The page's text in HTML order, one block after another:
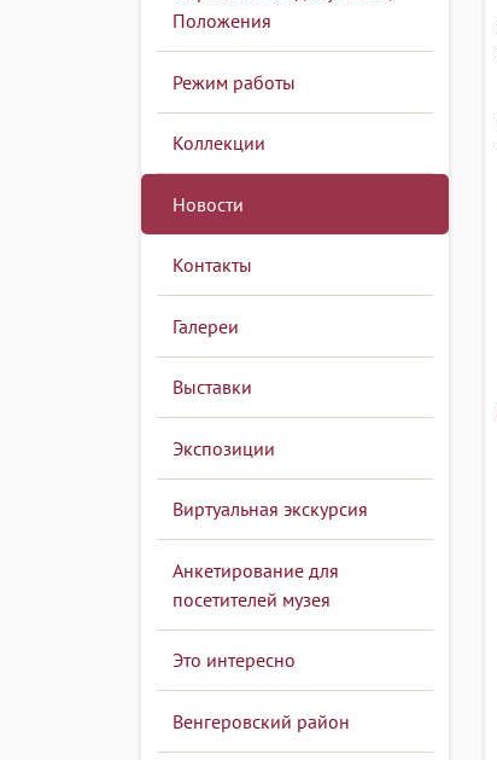
Положения
Режим работы
Коллекции
Новости
Контакты
Галереи
Выставки
Экспозиции
Виртуальная экскурсия
Анкетирование для
посетителей музея
Это интересно
Венгеровский район